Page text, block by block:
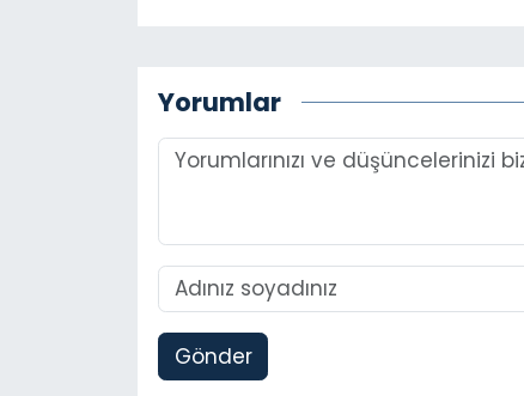
Yorumlar
Gönder